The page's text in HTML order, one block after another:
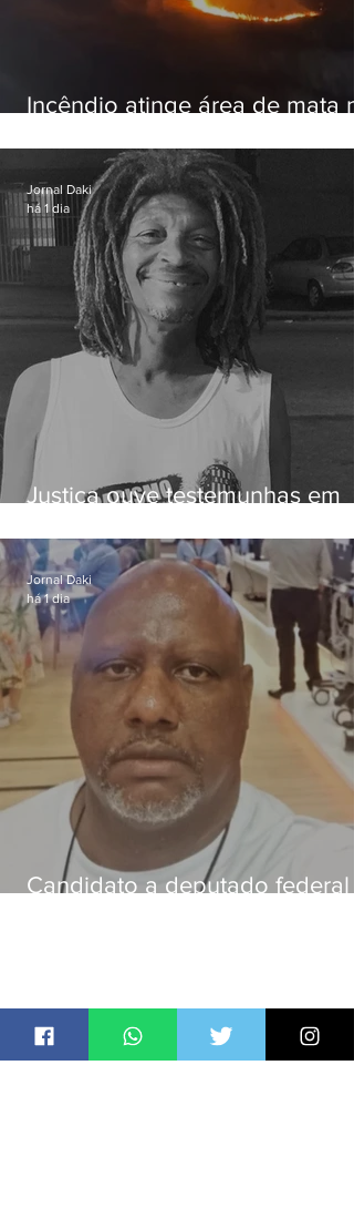
Incêndio atinge área de mata
Iguaçu
Justiça ouve testemunhas em
dívida de R$ 25
Jornal Daki
há 1 dia
Candidato a deputado federal
Jornal Daki
há 1 dia